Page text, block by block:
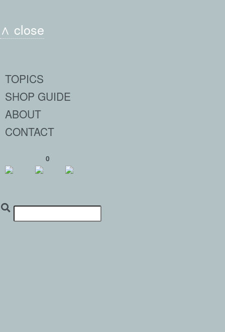
∧ close
TOPICS
SHOP GUIDE
ABOUT
CONTACT
0